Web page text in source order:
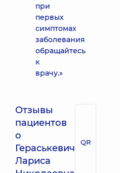
при
первых
симптомах
заболевания
обращайтесь
к
врачу.»
Отзывы
пациентов
о
Гераськевич
Лариса
QR